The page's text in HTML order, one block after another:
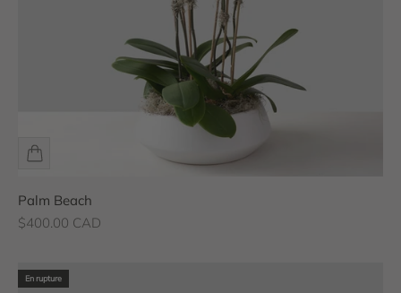
Palm Beach
Prix de vente
$400.00 CAD
En rupture